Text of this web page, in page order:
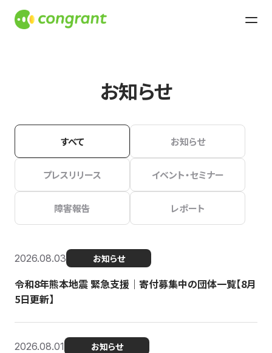
お知らせ
すべて お知らせ
プレスリリース イベント・セミナー
障害報告 レポート
2026.08.03 お知らせ
令和8年熊本地震 緊急支援｜寄付募集中の団体一覧【8月
5日更新】
2026.08.01 お知らせ